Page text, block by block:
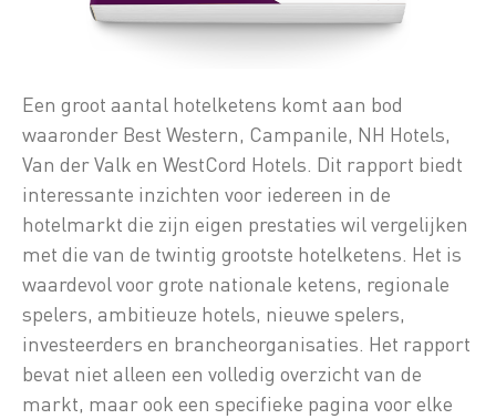
Een groot aantal hotelketens komt aan bod
waaronder Best Western, Campanile, NH Hotels,
Van der Valk en WestCord Hotels. Dit rapport biedt
interessante inzichten voor iedereen in de
hotelmarkt die zijn eigen prestaties wil vergelijken
met die van de twintig grootste hotelketens. Het is
waardevol voor grote nationale ketens, regionale
spelers, ambitieuze hotels, nieuwe spelers,
investeerders en brancheorganisaties. Het rapport
bevat niet alleen een volledig overzicht van de
markt, maar ook een specifieke pagina voor elke